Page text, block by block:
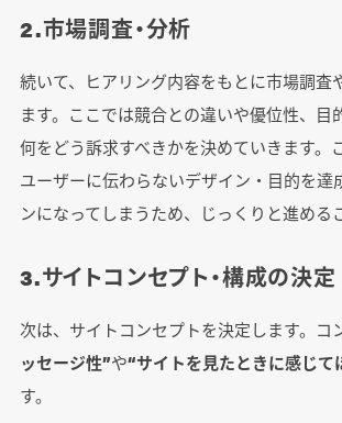
2.市場調査・分析
続いて、ヒアリング内容をもとに市場調査
ます。ここでは競合との違いや優位性、目
何をどう訴求すべきかを決めていきます。
ユーザーに伝わらないデザイン・目的を達
ンになってしまうため、じっくりと進める
3.サイトコンセプト・構成の決定
次は、サイトコンセプトを決定します。コ
ッセージ性”や“サイトを見たときに感じて
す。